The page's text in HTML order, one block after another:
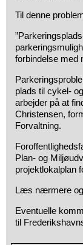
Til denne
forbindelse med
plads til cykel-
arbejder på at
Christensen,
Forvaltning.
Plan- og
projektlokalplan
Læs nærmere
Eventuelle
til